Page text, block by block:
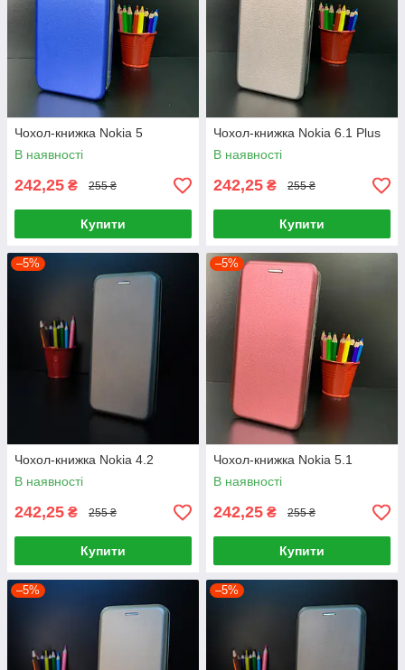
Чохол-книжка Nokia 5
В наявності
242,25 ₴ 255 ₴
Купити
Чохол-книжка Nokia 6.1 Plus
В наявності
242,25 ₴ 255 ₴
Купити
–5%
Чохол-книжка Nokia 4.2
В наявності
242,25 ₴ 255 ₴
Купити
–5%
Чохол-книжка Nokia 5.1
В наявності
242,25 ₴ 255 ₴
Купити
–5% –5%